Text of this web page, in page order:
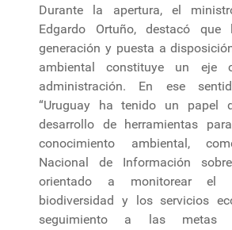
Durante la apertura, el
Edgardo Ortuño, destacó que
generación y puesta a
ambiental constituye un eje
administración. En ese
“Uruguay ha tenido un papel
desarrollo de herramientas
conocimiento ambiental,
Nacional de Información sobre
orientado a monitorear
biodiversidad y los servicios
seguimiento a las metas